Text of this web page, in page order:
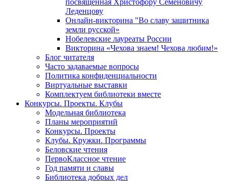
Леденцову
Онлайн-викторина "Во славу защитника
земли русской»
Нобелевские лауреаты России
Викторина «Чехова знаем! Чехова любим!»
Блог читателя
Часто задаваемые вопросы
Политика конфиденциальности
Виртуальные выставки
Комплектуем библиотеки вместе
Конкурсы. Проекты. Клубы
Модельная библиотека
Планы мероприятий
Конкурсы. Проекты
Клубы. Кружки. Программы
Беловские чтения
ПервоКлассное чтение
Год памяти и славы
Библиотека добрых дел